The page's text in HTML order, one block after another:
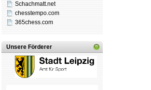
Schachmatt.net
chesstempo.com
365chess.com
Unsere Förderer